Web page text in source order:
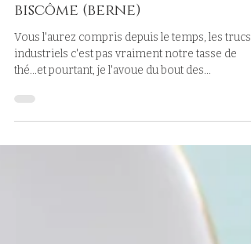
biscôme (berne)
Vous l'aurez compris depuis le temps, les trucs
industriels c'est pas vraiment notre tasse de
thé...et pourtant, je l'avoue du bout des...